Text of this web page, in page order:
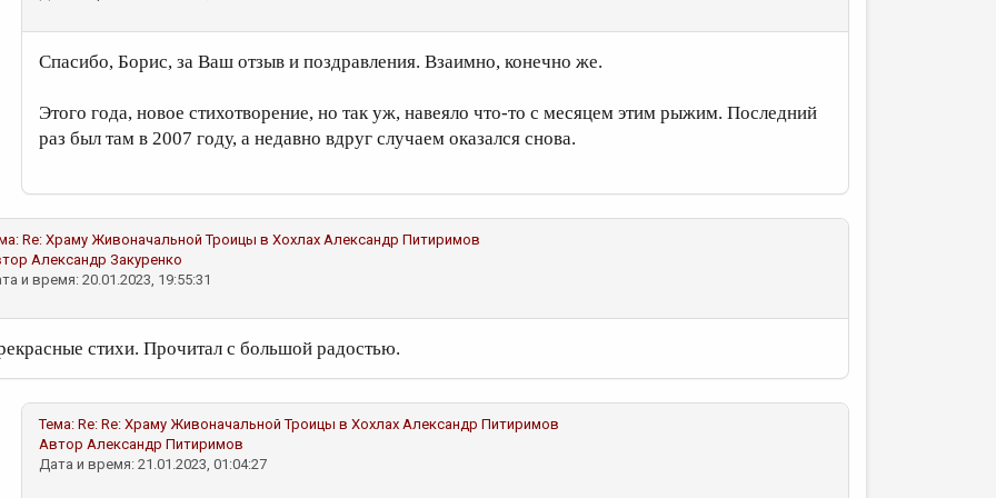
Спасибо, Борис, за Ваш отзыв и поздравления. Взаимно, конечно же.
Этого года, новое стихотворение, но так уж, навеяло что-то с месяцем этим рыжим. Последний
раз был там в 2007 году, а недавно вдруг случаем оказался снова.
Re: Храму Живоначальной Троицы в Хохлах Александр Питиримов
Александр Закуренко
и время: 20.01.2023, 19:55:31
стихи. Прочитал с большой радостью.
Тема: Re: Re: Храму Живоначальной Троицы в Хохлах Александр Питиримов
Автор Александр Питиримов
Дата и время: 21.01.2023, 01:04:27